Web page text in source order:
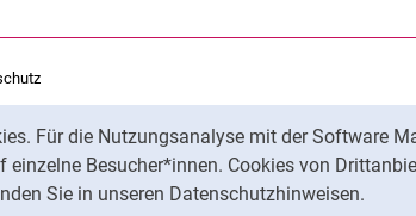
Für die Nutzungsanalyse mit der Software
Besucher*innen. Cookies von
Sie in unseren Datenschutzhinweisen.
KI-Einsatz